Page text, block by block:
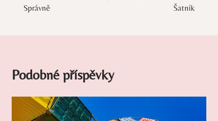
příspěvek
Správně
Šatník
Podobné příspěvky